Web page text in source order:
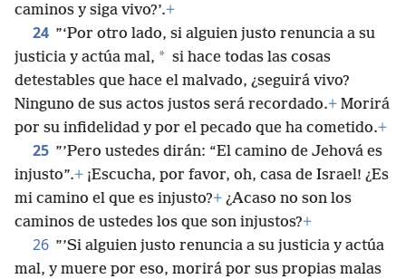
caminos y siga vivo?’.+
24 ”‘Por otro lado, si alguien justo renuncia a su
justicia y actúa mal, * si hace todas las cosas
detestables que hace el malvado, ¿seguirá vivo?
Ninguno de sus actos justos será recordado.+ Morirá
por su infidelidad y por el pecado que ha cometido.+
25 ”’Pero ustedes dirán: “El camino de Jehová es
injusto”.+ ¡Escucha, por favor, oh, casa de Israel! ¿Es
mi camino el que es injusto?+ ¿Acaso no son los
caminos de ustedes los que son injustos?+
26 ”’Si alguien justo renuncia a su justicia y actúa
mal, y muere por eso, morirá por sus propias malas